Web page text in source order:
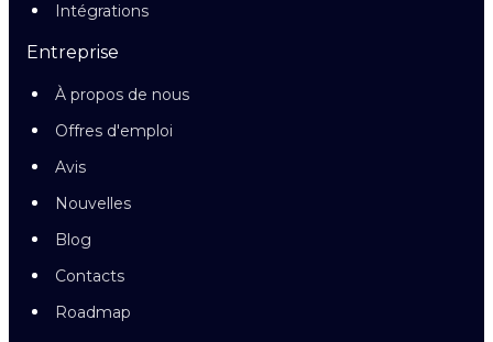
Intégrations
Entreprise
À propos de nous
Offres d'emploi
Avis
Nouvelles
Blog
Contacts
Roadmap